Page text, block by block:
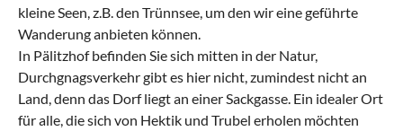
kleine Seen, z.B. den Trünnsee, um den wir eine geführte
Wanderung anbieten können.
In Pälitzhof befinden Sie sich mitten in der Natur,
Durchgnagsverkehr gibt es hier nicht, zumindest nicht an
Land, denn das Dorf liegt an einer Sackgasse. Ein idealer Ort
für alle, die sich von Hektik und Trubel erholen möchten